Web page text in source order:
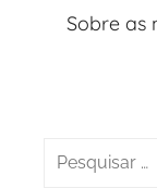
Sobre as
Pesquisar